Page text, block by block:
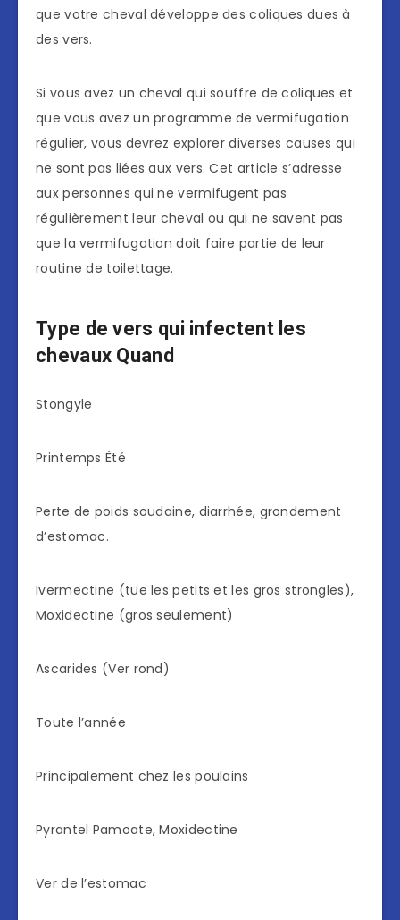
que votre cheval développe des coliques dues à
des vers.
Si vous avez un cheval qui souffre de coliques et
que vous avez un programme de vermifugation
régulier, vous devrez explorer diverses causes qui
ne sont pas liées aux vers. Cet article s’adresse
aux personnes qui ne vermifugent pas
régulièrement leur cheval ou qui ne savent pas
que la vermifugation doit faire partie de leur
routine de toilettage.
Type de vers qui infectent les
chevaux Quand
Stongyle
Printemps Été
Perte de poids soudaine, diarrhée, grondement
d’estomac.
Ivermectine (tue les petits et les gros strongles),
Moxidectine (gros seulement)
Ascarides (Ver rond)
Toute l’année
Principalement chez les poulains
Pyrantel Pamoate, Moxidectine
Ver de l’estomac